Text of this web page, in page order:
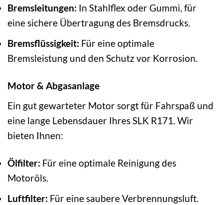
Bremsleitungen: In Stahlflex oder Gummi, für
eine sichere Übertragung des Bremsdrucks.
Bremsflüssigkeit: Für eine optimale
Bremsleistung und den Schutz vor Korrosion.
Motor & Abgasanlage
Ein gut gewarteter Motor sorgt für Fahrspaß und
eine lange Lebensdauer Ihres SLK R171. Wir
bieten Ihnen:
Ölfilter: Für eine optimale Reinigung des
Motoröls.
Luftfilter: Für eine saubere Verbrennungsluft.